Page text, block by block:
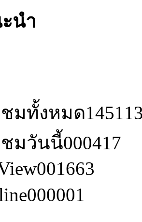
นำ
ชมทั้งหมด
ชมวันนี้000417
001663
000001